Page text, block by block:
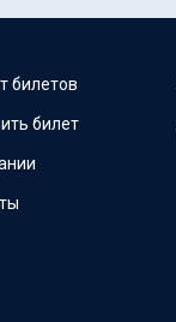
билетов
билет